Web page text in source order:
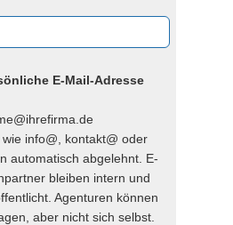
E-Mail-Adresse
info@, kontakt@ oder
automatisch abgelehnt. E-
bleiben intern und
Agenturen können
aber nicht sich selbst.